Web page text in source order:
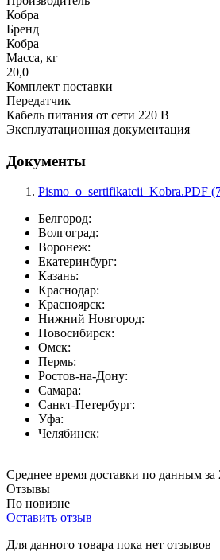
Кобра
Бренд
Кобра
Масса, кг
20,0
Комплект поставки
Передатчик
Кабель питания от сети 220 В
Эксплуатационная документация
Документы
Pismo_o_sertifikatcii_Kobra.PDF
Белгород:
Волгоград:
Воронеж:
Екатеринбург:
Казань:
Краснодар:
Красноярск:
Нижний Новгород:
Новосибирск:
Омск:
Пермь:
Ростов-на-Дону:
Самара:
Санкт-Петербург:
Уфа:
Челябинск:
Среднее время доставки по данным за
Отзывы
По новизне
Оставить отзыв
Для данного товара пока нет отзывов